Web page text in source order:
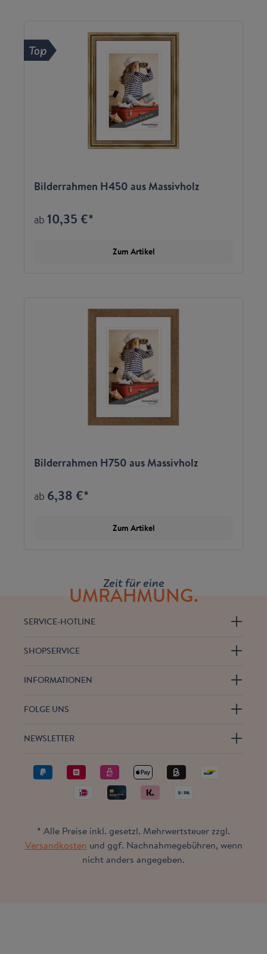
Top
Bilderrahmen H450 aus Massivholz
ab 10,35 €*
Zum Artikel
Bilderrahmen H750 aus Massivholz
ab 6,38 €*
Zum Artikel
Zeit für eine
UMRAHMUNG.
SERVICE-HOTLINE
SHOPSERVICE
INFORMATIONEN
FOLGE UNS
NEWSLETTER
* Alle Preise inkl. gesetzl. Mehrwertsteuer zzgl.
Versandkosten und ggf. Nachnahmegebühren, wenn
nicht anders angegeben.